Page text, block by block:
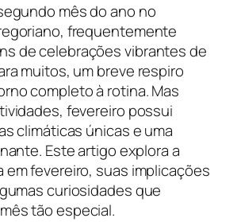
mês do ano no
frequentemente
de celebrações vibrantes de
muitos, um breve respiro
completo à rotina. Mas
fevereiro possui
climáticas únicas e uma
Este artigo explora a
em fevereiro, suas implicações
curiosidades que
tão especial.